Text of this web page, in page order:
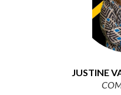
JUSTINE